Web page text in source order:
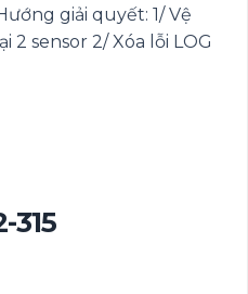
giải quyết: 1/ Vệ
2 sensor 2/ Xóa lỗi LOG